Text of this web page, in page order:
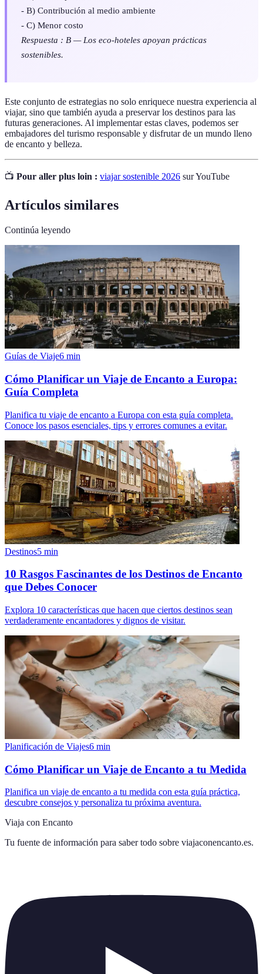
- B) Contribución al medio ambiente
- C) Menor costo
Respuesta : B — Los eco-hoteles apoyan prácticas
sostenibles.
Este conjunto de estrategias no solo enriquece nuestra experiencia al
viajar, sino que también ayuda a preservar los destinos para las
futuras generaciones. Al implementar estas claves, podemos ser
embajadores del turismo responsable y disfrutar de un mundo lleno
de encanto y belleza.
📺 Pour aller plus loin : viajar sostenible 2026 sur YouTube
Artículos similares
Continúa leyendo
Guías de Viaje6 min
Cómo Planificar un Viaje de Encanto a Europa:
Guía Completa
Planifica tu viaje de encanto a Europa con esta guía completa.
Conoce los pasos esenciales, tips y errores comunes a evitar.
Destinos5 min
10 Rasgos Fascinantes de los Destinos de Encanto
que Debes Conocer
Explora 10 características que hacen que ciertos destinos sean
verdaderamente encantadores y dignos de visitar.
Planificación de Viajes6 min
Cómo Planificar un Viaje de Encanto a tu Medida
Planifica un viaje de encanto a tu medida con esta guía práctica,
descubre consejos y personaliza tu próxima aventura.
Viaja con Encanto
Tu fuente de información para saber todo sobre viajaconencanto.es.